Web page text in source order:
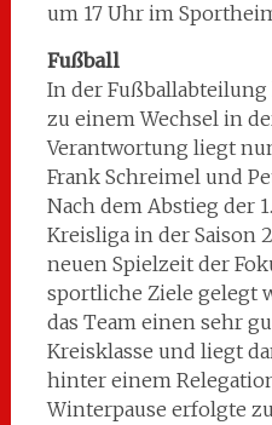
um 17 Uhr im
Fußball
In der Fußballabteilung
zu einem Wechsel in
Verantwortung liegt
Frank Schreimel und
Nach dem Abstieg der
Kreisliga in der Saison
neuen Spielzeit der
sportliche Ziele gelegt
das Team einen sehr
Kreisklasse und liegt
hinter einem
Winterpause erfolgte